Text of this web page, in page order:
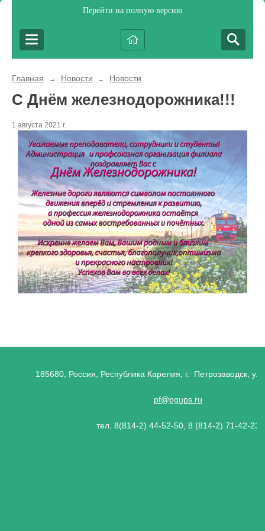
Перейти на полную версию
Главная → Новости → Новости
С Днём железнодорожника!!!
1 августа 2021 г.
185680, Россия, Республика Карелия, г. Петрозаводск,
pf@pgups.ru
тел. 8(814-2) 44-52-50, 8 (814-2) 71-42-23